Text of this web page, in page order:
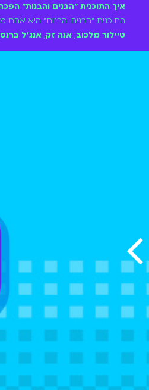
איך התוכנית ״הבנים והבנות״
התוכנית ״הבנים והבנות״ היא אחת
טיילור מלכוב, אנה זק, אנג׳ל ברנס